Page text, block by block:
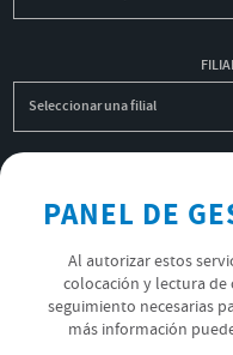
Seleccionar una filial
POLÍTICA DE PRIVACIDAD
ÚNETE AL EQUIPO SOPREMA
PANEL DE
Al autorizar estos
colocación y lectura de
seguimiento necesarias
más información